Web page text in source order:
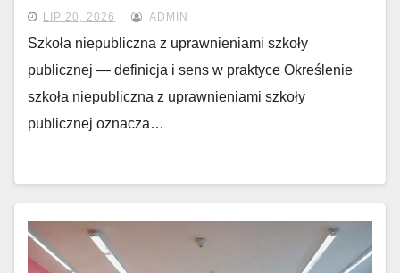
LIP 20, 2026 ADMIN
Szkoła niepubliczna z uprawnieniami szkoły
publicznej — definicja i sens w praktyce Określenie
szkoła niepubliczna z uprawnieniami szkoły
publicznej oznacza…